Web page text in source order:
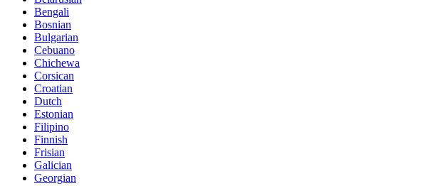
Bengali
Bosnian
Bulgarian
Cebuano
Chichewa
Corsican
Croatian
Dutch
Estonian
Filipino
Finnish
Frisian
Galician
Georgian